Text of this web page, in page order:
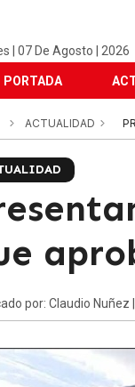
| 07 De Agosto | 2026
PORTADA
ACTUALIDAD
por: Claudio Nuñez |